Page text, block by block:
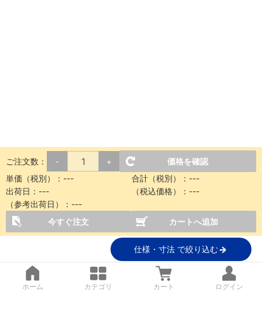
ご注文数： - +
価格を確認
単価（税別）： --- 合計（税別）： ---
出荷日： --- （税込価格）： ---
（参考出荷日）： ---
今すぐ注文
カートへ追加
仕様・寸法 で絞り込む
ホーム カテゴリ カート ログイン